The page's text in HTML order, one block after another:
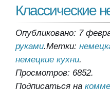
Классические
Опубликовано: 7
руками.Метки:
немецкие кухни.
Просмотров: 6852.
Подписаться на